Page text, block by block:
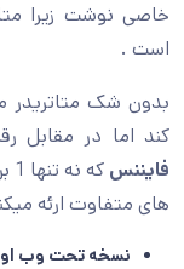
است .
بدون شک متاتریدر
کند اما در مقابل
فایننس
که
های متفاوت ارئه
نسخه تحت وب